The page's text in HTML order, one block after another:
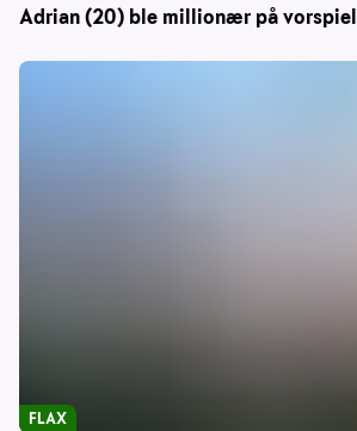
Adrian (20) ble millionær på vorspiel
FLAX